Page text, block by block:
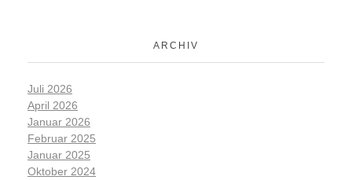
ARCHIV
Juli 2026
April 2026
Januar 2026
Februar 2025
Januar 2025
Oktober 2024